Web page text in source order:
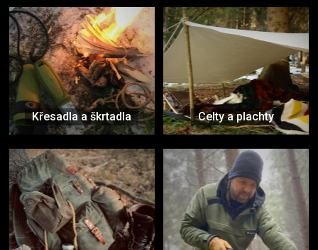
Křesadla a škrtadla Celty a plachty